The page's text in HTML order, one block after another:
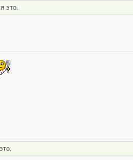
это.